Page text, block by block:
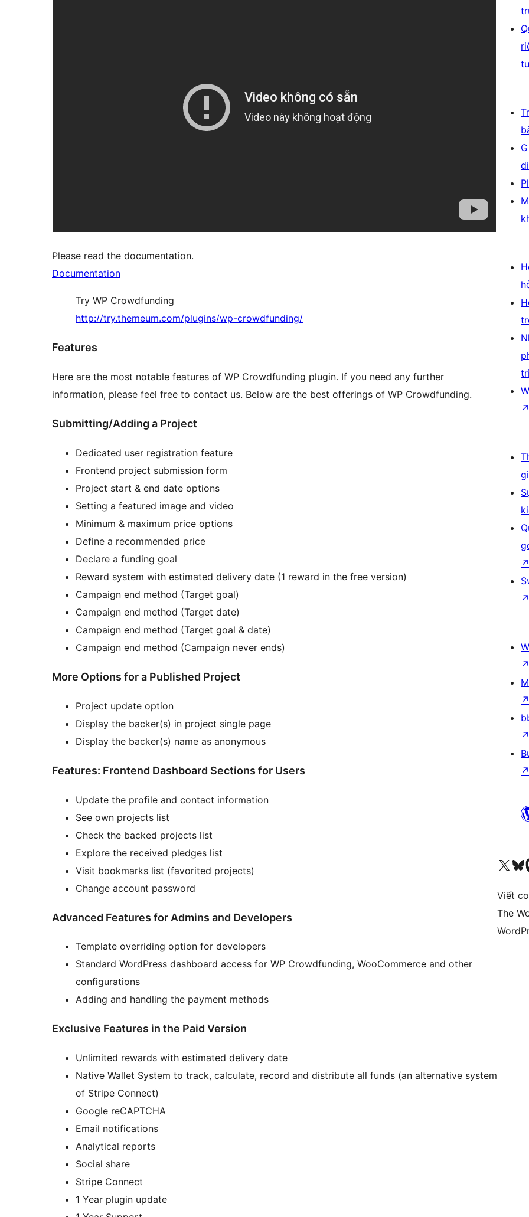
Please read the documentation.
Documentation
Try WP Crowdfunding
http://try.themeum.com/plugins/wp-crowdfunding/
Features
Here are the most notable features of WP Crowdfunding plugin. If you need any further
information, please feel free to contact us. Below are the best offerings of WP Crowdfunding.
Submitting/Adding a Project
Dedicated user registration feature
Frontend project submission form
Project start & end date options
Setting a featured image and video
Minimum & maximum price options
Define a recommended price
Declare a funding goal
Reward system with estimated delivery date (1 reward in the free version)
Campaign end method (Target goal)
Campaign end method (Target date)
Campaign end method (Target goal & date)
Campaign end method (Campaign never ends)
More Options for a Published Project
Project update option
Display the backer(s) in project single page
Display the backer(s) name as anonymous
Features: Frontend Dashboard Sections for Users
Update the profile and contact information
See own projects list
Check the backed projects list
Explore the received pledges list
Visit bookmarks list (favorited projects)
Change account password
Advanced Features for Admins and Developers
Template overriding option for developers
Standard WordPress dashboard access for WP Crowdfunding, WooCommerce and other
configurations
Adding and handling the payment methods
Exclusive Features in the Paid Version
Unlimited rewards with estimated delivery date
Native Wallet System to track, calculate, record and distribute all funds (an alternative system
of Stripe Connect)
Google reCAPTCHA
Email notifications
Analytical reports
Social share
Stripe Connect
1 Year plugin update
↗
↗
↗
↗
↗
↗
↗
Truy cập tài khoản X (trước đây là Twitter) của chúng tôiVisit
Viết
The